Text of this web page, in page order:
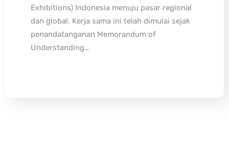
Exhibitions) Indonesia menuju pasar regional
dan global. Kerja sama ini telah dimulai sejak
penandatanganan Memorandum of
Understanding…